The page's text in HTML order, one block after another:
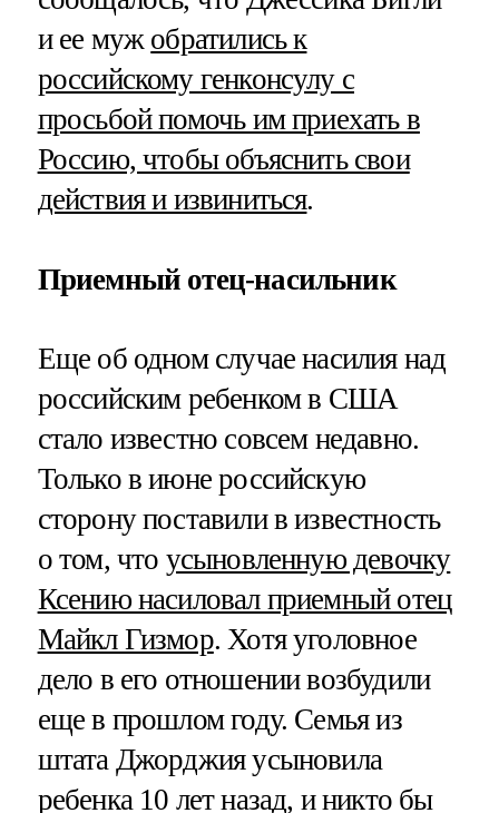
и ее муж обратились к
российскому генконсулу с
просьбой помочь им приехать в
Россию, чтобы объяснить свои
действия и извиниться.
Приемный отец-насильник
Еще об одном случае насилия над
российским ребенком в США
стало известно совсем недавно.
Только в июне российскую
сторону поставили в известность
о том, что усыновленную девочку
Ксению насиловал приемный отец
Майкл Гизмор. Хотя уголовное
дело в его отношении возбудили
еще в прошлом году. Семья из
штата Джорджия усыновила
ребенка 10 лет назад, и никто бы